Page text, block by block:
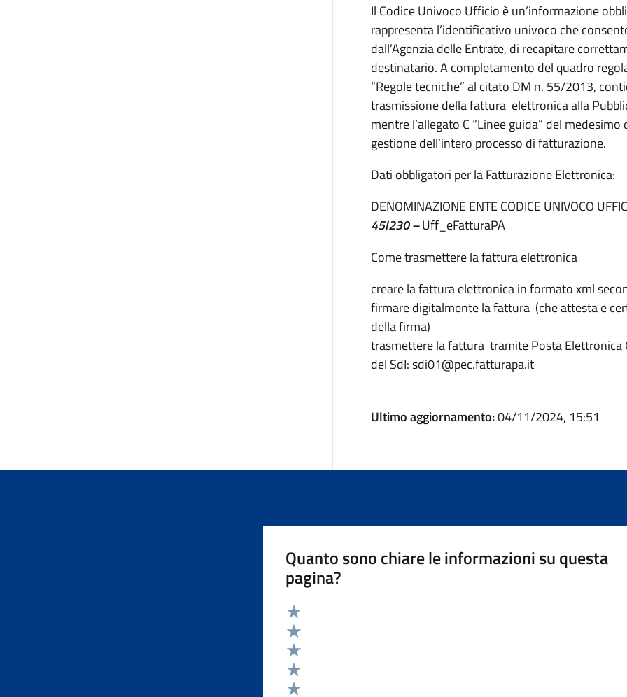
Il Codice Univoco Ufficio è un’informazione
rappresenta l’identificativo univoco che
dall’Agenzia delle Entrate, di recapitare
destinatario. A completamento del quadro
“Regole tecniche” al citato DM n. 55/2013,
trasmissione della fattura elettronica alla
mentre l’allegato C “Linee guida” del
gestione dell’intero processo di fatturazione.
Dati obbligatori per la Fatturazione Elettronica:
DENOMINAZIONE ENTE CODICE UNIVOCO
45I230 –Uff_eFatturaPA
Come trasmettere la fattura elettronica
creare la fattura elettronica in formato xml
firmare digitalmente la fattura (che attesta e
della firma)
trasmettere la fattura tramite Posta Elettronica
del SdI: sdi01@pec.fatturapa.it
Ultimo aggiornamento:04/11/2024, 15:51
Quanto sono chiare le informazioni su questa
pagina?
Valuta 5 stelle su 5
Valuta 4 stelle su 5
Valuta 3 stelle su 5
Valuta 2 stelle su 5